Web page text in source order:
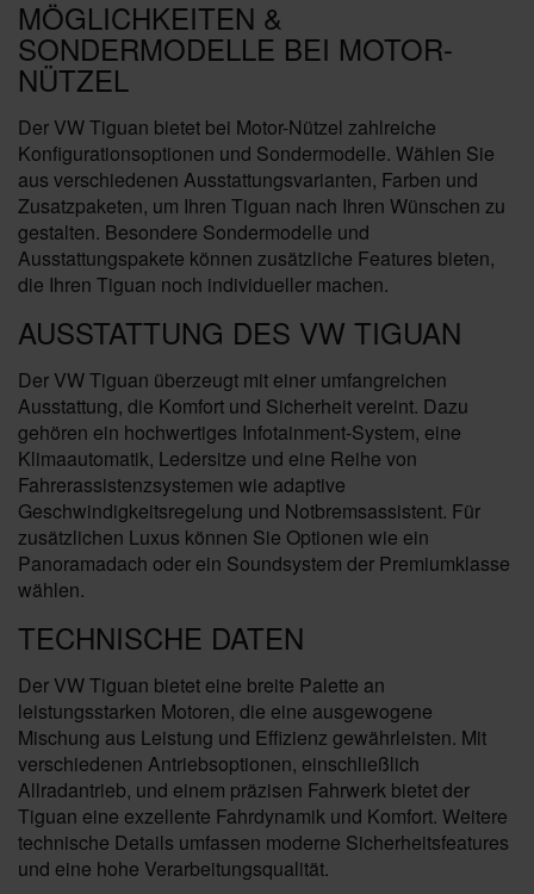
MÖGLICHKEITEN &
SONDERMODELLE BEI MOTOR-
NÜTZEL
Der VW Tiguan bietet bei Motor-Nützel zahlreiche
Konfigurationsoptionen und Sondermodelle. Wählen Sie
aus verschiedenen Ausstattungsvarianten, Farben und
Zusatzpaketen, um Ihren Tiguan nach Ihren Wünschen zu
gestalten. Besondere Sondermodelle und
Ausstattungspakete können zusätzliche Features bieten,
die Ihren Tiguan noch individueller machen.
AUSSTATTUNG DES VW TIGUAN
Der VW Tiguan überzeugt mit einer umfangreichen
Ausstattung, die Komfort und Sicherheit vereint. Dazu
gehören ein hochwertiges Infotainment-System, eine
Klimaautomatik, Ledersitze und eine Reihe von
Fahrerassistenzsystemen wie adaptive
Geschwindigkeitsregelung und Notbremsassistent. Für
zusätzlichen Luxus können Sie Optionen wie ein
Panoramadach oder ein Soundsystem der Premiumklasse
wählen.
TECHNISCHE DATEN
Der VW Tiguan bietet eine breite Palette an
leistungsstarken Motoren, die eine ausgewogene
Mischung aus Leistung und Effizienz gewährleisten. Mit
verschiedenen Antriebsoptionen, einschließlich
Allradantrieb, und einem präzisen Fahrwerk bietet der
Tiguan eine exzellente Fahrdynamik und Komfort. Weitere
technische Details umfassen moderne Sicherheitsfeatures
und eine hohe Verarbeitungsqualität.